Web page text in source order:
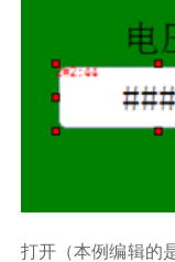
打开（本例编辑的